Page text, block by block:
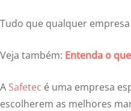
Tudo que qualquer
Veja também: Entenda o
A Safetec é uma empresa
escolherem as melhores